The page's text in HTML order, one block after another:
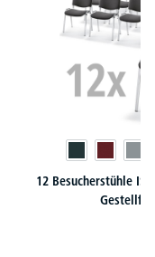
12 Besucherstühle